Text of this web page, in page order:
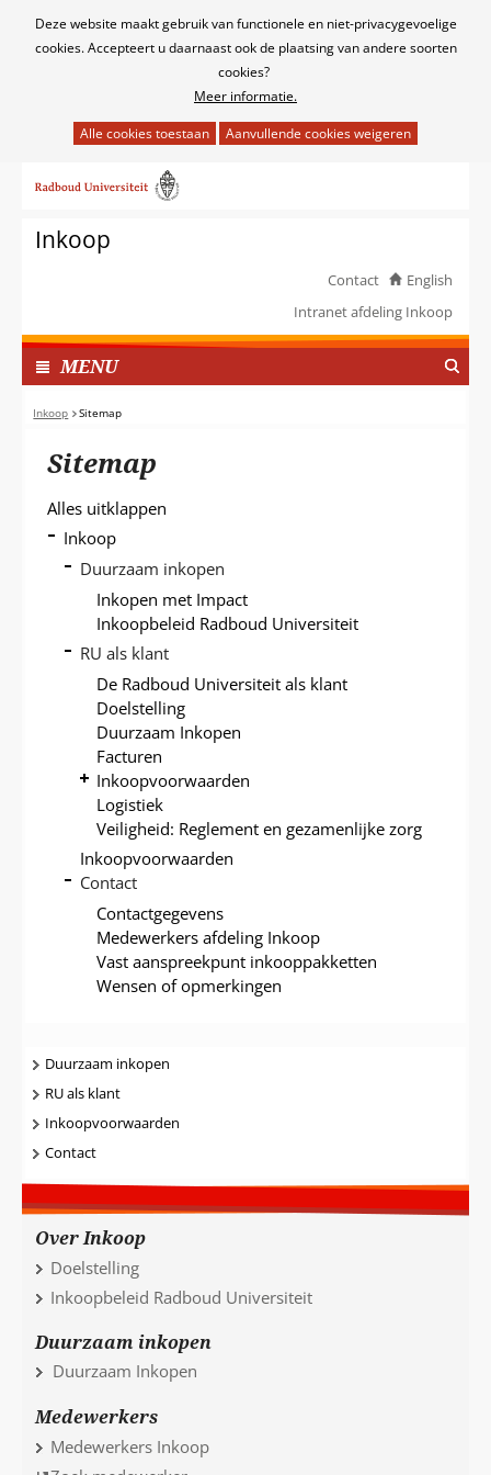
Cookies
Deze website maakt gebruik van functionele en niet-privacygevoelige
cookies. Accepteert u daarnaast ook de plaatsing van andere soorten
cookies?
Meer informatie.
het
van
cookies
worden
toegestaan
geweigerd.
naar
inhoudInkoop
Contact
English
Intranet afdeling Inkoop
MENUI
N
G
K
L
A
Inkoop Sitemap
Sitemap
Alles uitklappen
Inkoop
Duurzaam inkopen
Inkopen met Impact
Inkoopbeleid Radboud Universiteit
RU als klant
De Radboud Universiteit als klant
Doelstelling
Duurzaam Inkopen
Facturen
Inkoopvoorwaarden
Logistiek
Veiligheid: Reglement en gezamenlijke zorg
Inkoopvoorwaarden
Contact
Contactgegevens
Medewerkers afdeling Inkoop
Vast aanspreekpunt inkooppakketten
Wensen of opmerkingen
Navigatie
Duurzaam inkopen
RU als klant
Inkoopvoorwaarden
Contact
Over Inkoop
Doelstelling
Inkoopbeleid Radboud Universiteit
Duurzaam inkopen
Duurzaam Inkopen
Medewerkers
Medewerkers Inkoop